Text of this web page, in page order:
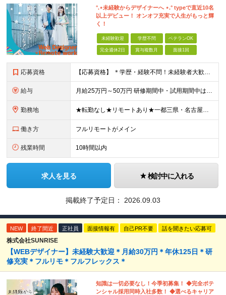
°.⋆未経験からデザイナーへ ⋆.° typeで直近10名
以上デビュー！ オンオフ充実で人生がもっと輝
く！
未経験歓迎 学歴不問 ベテランOK
完全週休2日 賞与複数月 面接1回
応募資格 【応募資格】 ＊学歴・経験不問！未経験者大歓迎＊ ◆未経験からWebクリエイターとして働いてみたい方 ◆第二新卒・ブランクのある方も大歓迎！ ★学歴・知識・経験は一切問いません！ ★面接は「ポート
給与 月給25万円～50万円 研修期間中・試用期間中は給与が異なります。 >>研修期間中（入社6ヶ月後）の給与 一律：月給21万円～50万円 >>試用期間中（6ヶ月）の給与 関東：月給21万円～ 関西
勤務地 ★転勤なし★リモートあり★一都三県・名古屋・関西・九州 ◎案件によって ┗完全在宅勤務（フルリモート）も可能！ ┗希望に応じて幅広い働き方やプランが選べます！ ◆本社または一都三県 （東京都・
働き方 フルリモートがメイン
残業時間 10時間以内
求人を見る 検討中に入れる
掲載終了予定日： 2026.09.03
NEW 終了間近 正社員 面接情報有 自己PR不要 話を聞きたい応募可
株式会社SUNRISE
【WEBデザイナー】未経験大歓迎＊月給30万円＊年休125日＊研
修充実＊フルリモ＊フルフレックス＊
知識は一切必要なし！今季初募集！ ◆完全ポテ
ンシャル採用同時入社多数！ ◆選べるキャリア